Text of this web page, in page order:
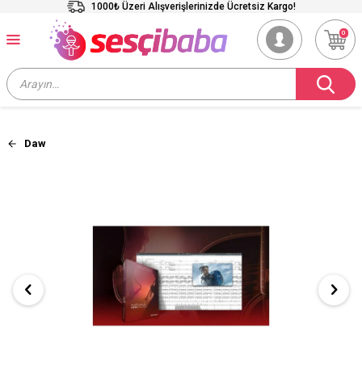
1000₺ Üzeri Alışverişlerinizde Ücretsiz Kargo!
0
Daw